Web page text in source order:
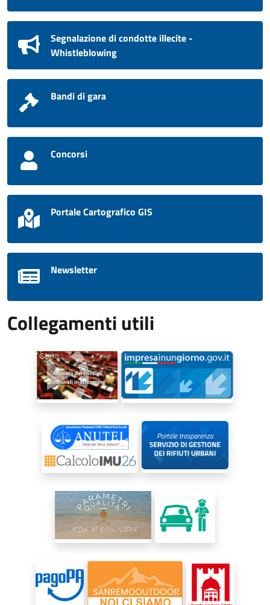
Segnalazione di condotte illecite -
Whistleblowing
Bandi di gara
Concorsi
Portale Cartografico GIS
Newsletter
Collegamenti utili